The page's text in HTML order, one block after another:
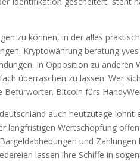
zu können, in der alles
Kryptowährung beratung
In Opposition zu
überraschen zu lassen. Wer
Befürworter. Bitcoin fürs
auch heutzutage lohnt
langfristigen Wertschöpfung
und
lassen ihre Schiffe in